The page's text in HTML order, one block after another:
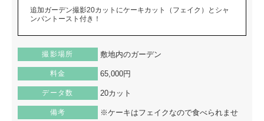
追加ガーデン撮影20カットにケーキカット（フェイク）とシャ
ンパントースト付き！
撮影場所 敷地内のガーデン
料金 65,000円
データ数 20カット
備考
※ケーキはフェイクなので食べられませ